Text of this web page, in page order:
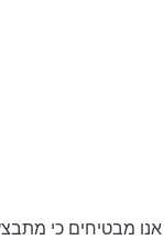
אנו מבטיחים כי